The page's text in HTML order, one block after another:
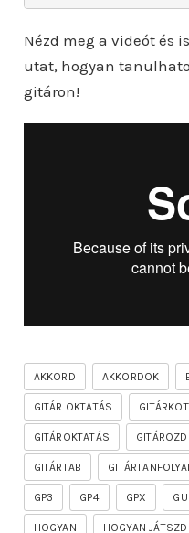
Nézd meg a videót és
utat, hogyan
gitáron!
AKKORD AKKORDOK
GITÁR OKTATÁS
GITÁROKTATÁS
GITÁRTAB
GP3 GP4 GPX
HOGYAN HOGYAN JÁTSZD